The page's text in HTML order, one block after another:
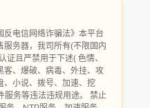
反电信网络诈骗法》本平台
服务器，我司所有(不限国内
证且严禁用于下述( 色情、
客、爆破、病毒、外挂、攻
、小说、拨号、加速、挖
服务等违法违规用途。 禁止